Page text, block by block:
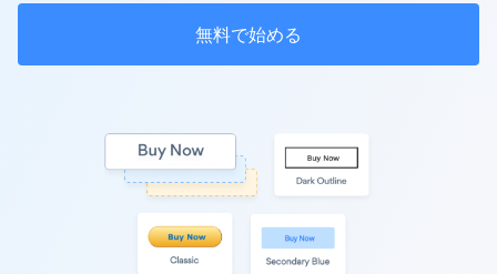
無料で始める